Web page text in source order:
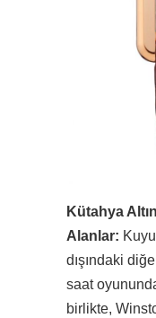
Kütahya
Alanlar:
dışındaki
saat
birlikte,